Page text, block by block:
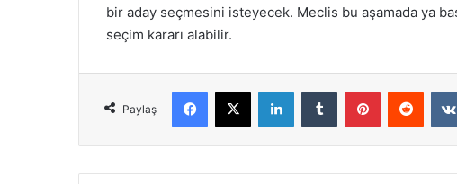
bir aday seçmesini isteyecek. Meclis bu aşamada ya
seçim kararı alabilir.
Paylaş
Facebook
X LinkedInTumblr Pinterest